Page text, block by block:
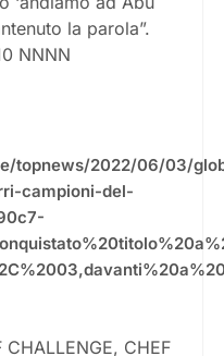
la parola”.
NNNN
topnews/2022/06/03/
campioni-del-
CHALLENGE, CHEF